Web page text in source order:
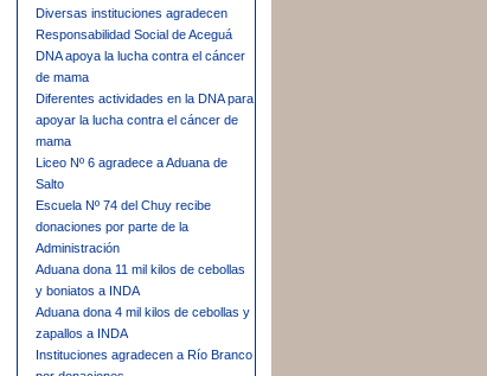
Diversas instituciones agradecen
Responsabilidad Social de Aceguá
DNA apoya la lucha contra el cáncer
de mama
Diferentes actividades en la DNA para
apoyar la lucha contra el cáncer de
mama
Liceo Nº 6 agradece a Aduana de
Salto
Escuela Nº 74 del Chuy recibe
donaciones por parte de la
Administración
Aduana dona 11 mil kilos de cebollas
y boniatos a INDA
Aduana dona 4 mil kilos de cebollas y
zapallos a INDA
Instituciones agradecen a Río Branco